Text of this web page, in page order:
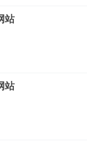
站
站